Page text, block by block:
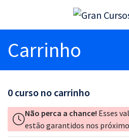
Carrinho
0 curso no carrinho
Não perca a chance! Esses
estão garantidos nos